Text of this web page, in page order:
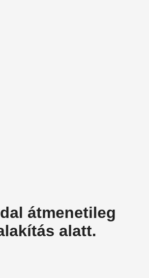
átmenetileg
alatt.